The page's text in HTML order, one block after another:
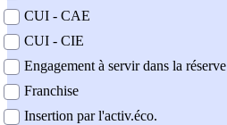
CUI - CAE
CUI - CIE
Engagement à servir dans la réserve
Franchise
Insertion par l'activ.éco.